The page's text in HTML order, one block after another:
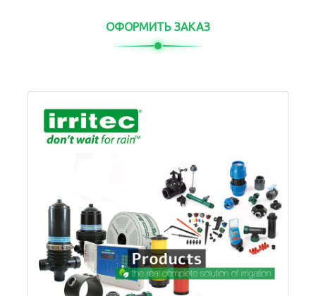
ОФОРМИТЬ ЗАКАЗ